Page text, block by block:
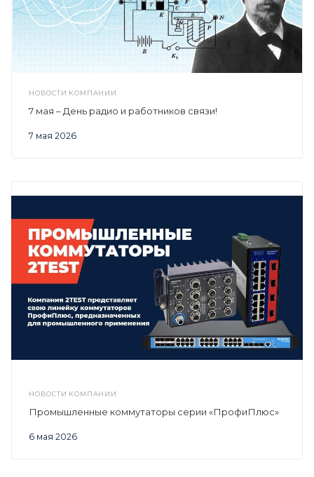
НОВОСТИ КОМПАНИИ
7 мая 2026
7 мая – День радио и работников связи!
НОВОСТИ КОМПАНИИ
6 мая 2026
Промышленные коммутаторы серии «ПрофиПлюс»